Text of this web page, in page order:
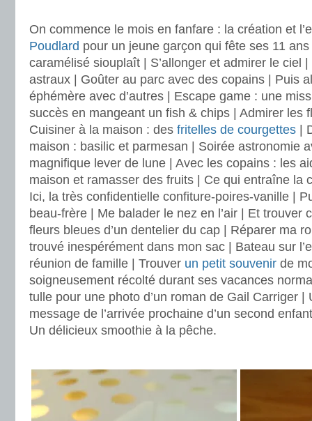
On commence le mois en fanfare : la création et
Poudlard pour un jeune garçon qui fête ses 11
caramélisé siouplaît | S’allonger et admirer le ciel
astraux | Goûter au parc avec des copains | Puis
éphémère avec d’autres | Escape game : une
succès en mangeant un fish & chips | Admirer les
Cuisiner à la maison : des fritelles de courgettes |
maison : basilic et parmesan | Soirée astronomie
magnifique lever de lune | Avec les copains : les
maison et ramasser des fruits | Ce qui entraîne la
Ici, la très confidentielle confiture-poires-vanille |
beau-frère | Me balader le nez en l’air | Et trouver
fleurs bleues d’un dentelier du cap | Réparer ma
trouvé inespérément dans mon sac | Bateau sur
réunion de famille | Trouver un petit souvenir de
soigneusement récolté durant ses vacances
tulle pour une photo d’un roman de Gail Carriger |
message de l’arrivée prochaine d’un second
Un délicieux smoothie à la pêche.